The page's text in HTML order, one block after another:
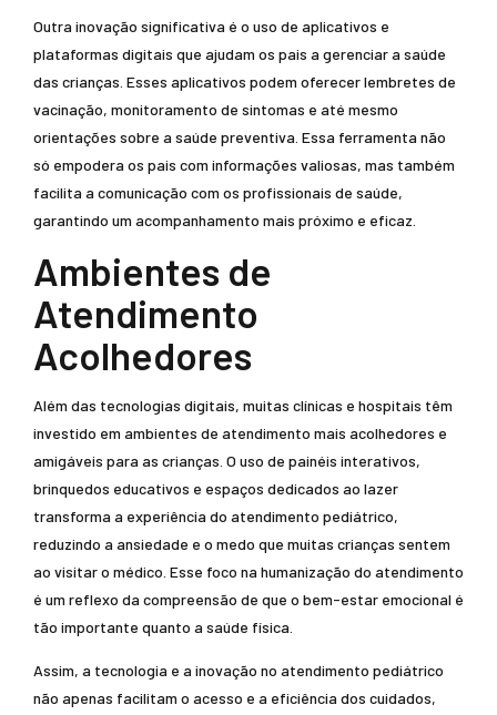
Outra inovação significativa é o uso de aplicativos e
plataformas digitais que ajudam os pais a gerenciar a saúde
das crianças. Esses aplicativos podem oferecer lembretes de
vacinação, monitoramento de sintomas e até mesmo
orientações sobre a saúde preventiva. Essa ferramenta não
só empodera os pais com informações valiosas, mas também
facilita a comunicação com os profissionais de saúde,
garantindo um acompanhamento mais próximo e eficaz.
Ambientes de
Atendimento
Acolhedores
Além das tecnologias digitais, muitas clínicas e hospitais têm
investido em ambientes de atendimento mais acolhedores e
amigáveis para as crianças. O uso de painéis interativos,
brinquedos educativos e espaços dedicados ao lazer
transforma a experiência do atendimento pediátrico,
reduzindo a ansiedade e o medo que muitas crianças sentem
ao visitar o médico. Esse foco na humanização do atendimento
é um reflexo da compreensão de que o bem-estar emocional é
tão importante quanto a saúde física.
Assim, a tecnologia e a inovação no atendimento pediátrico
não apenas facilitam o acesso e a eficiência dos cuidados,